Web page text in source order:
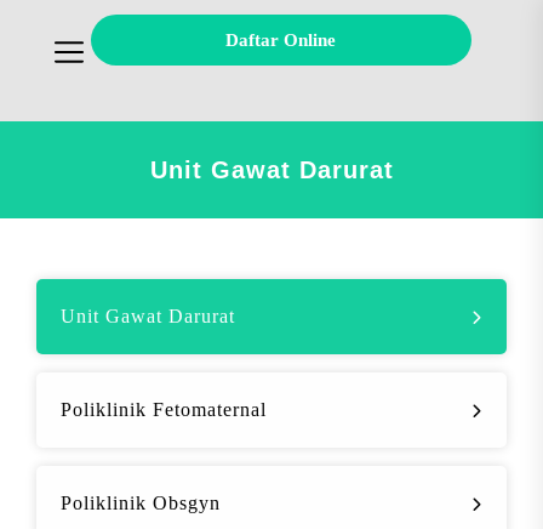
Daftar Online
Unit Gawat Darurat
Unit Gawat Darurat
Poliklinik Fetomaternal
Poliklinik Obsgyn